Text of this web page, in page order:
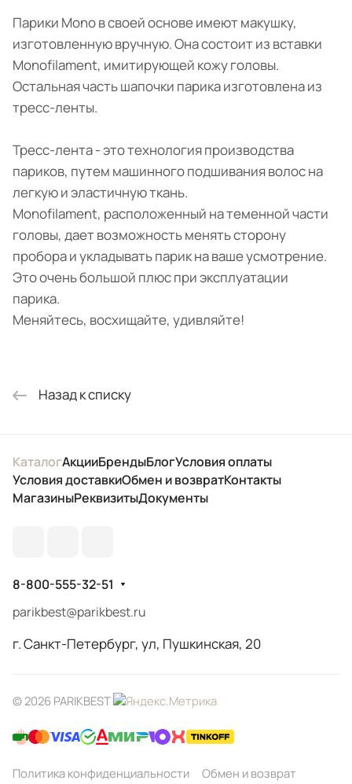
Парики Mono в своей основе имеют макушку,
изготовленную вручную. Она состоит из вставки
Monofilament, имитирующей кожу головы.
Остальная часть шапочки парика изготовлена из
тресс-ленты.
Тресс-лента - это технология производства
париков, путем машинного подшивания волос на
легкую и эластичную ткань.
Monofilament, расположенный на теменной части
головы, дает возможность менять сторону
пробора и укладывать парик на ваше усмотрение.
Это очень большой плюс при эксплуатации
парика.
Меняйтесь, восхищайте, удивляйте!
Назад к списку
КаталогАкцииБрендыБлогУсловия оплаты
Условия доставкиОбмен и возвратКонтакты
МагазиныРеквизитыДокументы
8-800-555-32-51
parikbest@parikbest.ru
г. Санкт-Петербург, ул, Пушкинская, 20
© 2026 PARIKBEST
Политика конфиденциальности Обмен и возврат